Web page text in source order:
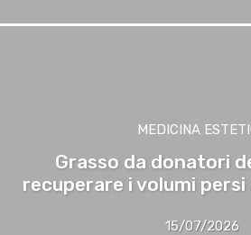
MEDICINA
Grasso da donatori
recuperare i volumi
15/07/2026